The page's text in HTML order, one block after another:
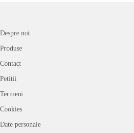
Despre noi
Produse
Contact
Petitii
Termeni
Cookies
Date personale